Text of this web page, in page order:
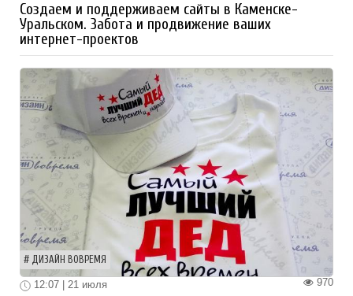
Создаем и поддерживаем сайты в Каменске-
Уральском. Забота и продвижение ваших
интернет-проектов
ДИЗАЙН ВОВРЕМЯ
970
12:07 | 21 июля